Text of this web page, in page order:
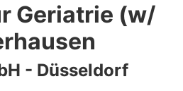
Geriatrie (w/
- Düsseldorf